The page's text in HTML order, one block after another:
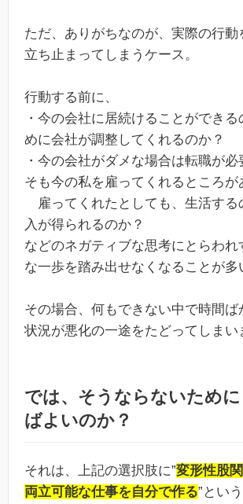
ただ、ありがちなのが、実際の行動
立ち止まってしまうケース。
行動する前に、
・今の会社に居続けることができる
めに会社が調整してくれるのか？
・今の会社がダメな場合は転職が必
そも今の私を雇ってくれるところが
雇ってくれたとしても、生活する
入が得られるのか？
などのネガティブな思考にとらわれ
な一歩を踏み出せなくなることが多
その場合、何もできない中で時間ば
状況が悪化の一途をたどってしまい
では、そうならないため
ばよいのか？
それは、上記の選択肢に”変形性股
両立可能な仕事を自分で作る”とい